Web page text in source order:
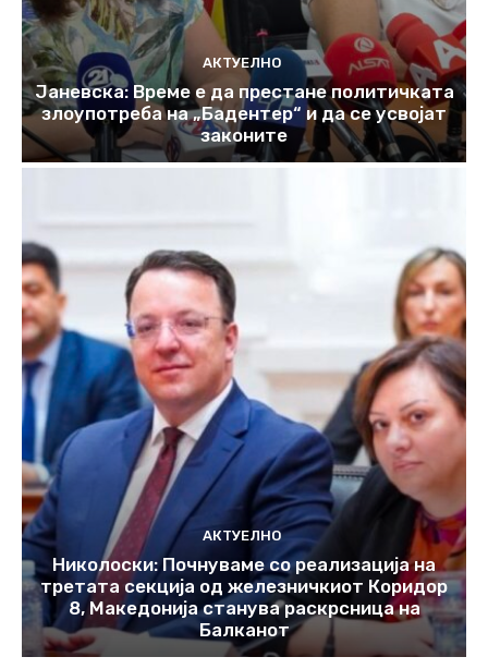
АКТУЕЛНО
Јаневска: Време е да престане политичката
злоупотреба на „Бадентер“ и да се усвојат
законите
АКТУЕЛНО
Николоски: Почнуваме со реализација на
третата секција од железничкиот Коридор
8, Македонија станува раскрсница на
Балканот